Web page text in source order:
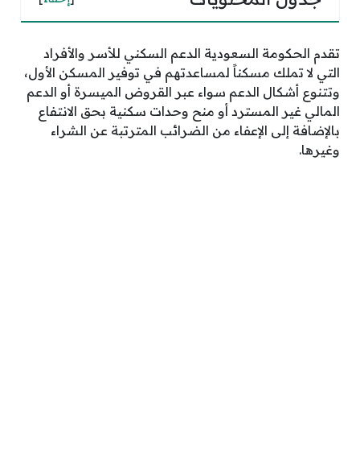
تقدم الحكومة السعودية الدعم السكني للأسر والأفراد
التي لا تملك مسكناً لمساعدتهم في توفير المسكن الأول،
وتتنوع أشكال الدعم سواء عبر القروض الميسرة أو الدعم
المالي غير المسترد أو منح وحدات سكنية بحق الانتفاع
بالإضافة إلى الإعفاء من الضرائب المترتبة عن الشراء
وغيرها.